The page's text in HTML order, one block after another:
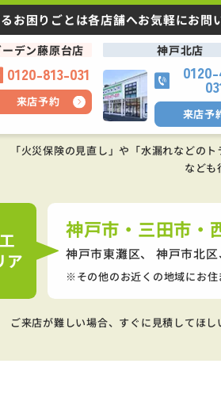
お困りごとは各店舗へお気軽にお問
デン藤原台店
0120-813-031
来店予約
神戸北店
来店予
「火災保険の見直し」や「水漏れなどの
なども
ア
神戸市・三田市・
神戸市東灘区、 神戸市北区
その他のお近くの地域にお
ご来店が難しい場合、すぐに見積してほ